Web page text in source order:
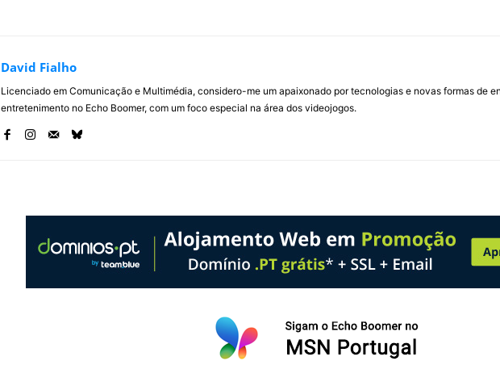
David Fialho
Licenciado em Comunicação e Multimédia, considero-me um apaixonado por tecnologias e novas formas de
entretenimento no Echo Boomer, com um foco especial na área dos videojogos.